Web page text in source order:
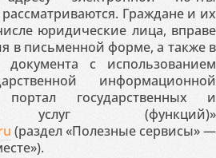
рассматриваются. Граждане и их
юридические лица, вправе
в письменной форме, а также в
документа с использованием
информационной
государственных и
услуг (функций)»
(раздел «Полезные сервисы» —